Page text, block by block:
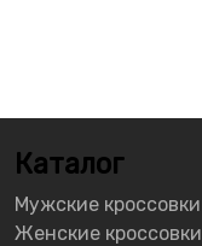
Каталог
Мужские кроссовки
Женские кроссовки